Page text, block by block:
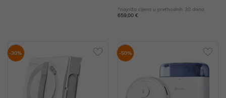
*najniža cijena u prethodnih 30 dana
659,00 €
-30% -50%